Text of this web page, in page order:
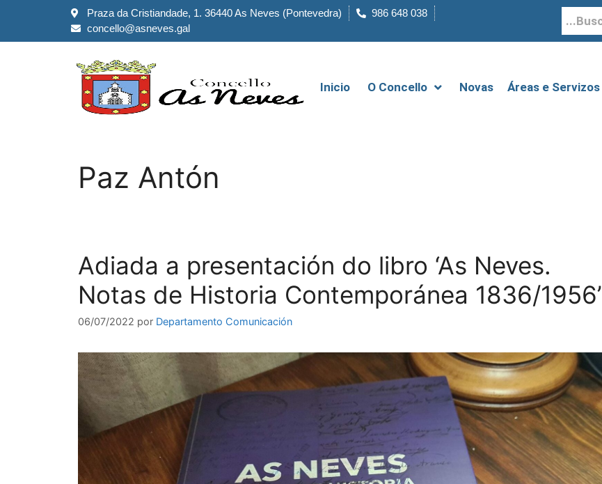
Praza da Cristiandade, 1. 36440 As Neves (Pontevedra)
986 648 038
concello@asneves.gal
Inicio O Concello Novas Áreas e Servizos
Paz Antón
Adiada a presentación do libro ‘As Neves.
Notas de Historia Contemporánea 1836/1956’
06/07/2022 por Departamento Comunicación